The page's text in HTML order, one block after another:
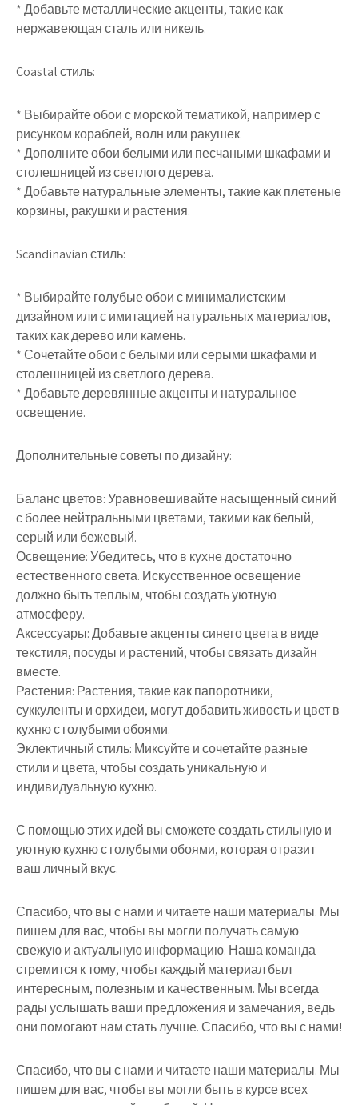
* Добавьте металлические акценты, такие как
нержавеющая сталь или никель.
Coastal стиль:
* Выбирайте обои с морской тематикой, например с
рисунком кораблей, волн или ракушек.
* Дополните обои белыми или песчаными шкафами и
столешницей из светлого дерева.
* Добавьте натуральные элементы, такие как плетеные
корзины, ракушки и растения.
Scandinavian стиль:
* Выбирайте голубые обои с минималистским
дизайном или с имитацией натуральных материалов,
таких как дерево или камень.
* Сочетайте обои с белыми или серыми шкафами и
столешницей из светлого дерева.
* Добавьте деревянные акценты и натуральное
освещение.
Дополнительные советы по дизайну:
Баланс цветов: Уравновешивайте насыщенный синий
с более нейтральными цветами, такими как белый,
серый или бежевый.
Освещение: Убедитесь, что в кухне достаточно
естественного света. Искусственное освещение
должно быть теплым, чтобы создать уютную
атмосферу.
Аксессуары: Добавьте акценты синего цвета в виде
текстиля, посуды и растений, чтобы связать дизайн
вместе.
Растения: Растения, такие как папоротники,
суккуленты и орхидеи, могут добавить живость и цвет в
кухню с голубыми обоями.
Эклектичный стиль: Миксуйте и сочетайте разные
стили и цвета, чтобы создать уникальную и
индивидуальную кухню.
С помощью этих идей вы сможете создать стильную и
уютную кухню с голубыми обоями, которая отразит
ваш личный вкус.
Спасибо, что вы с нами и читаете наши материалы. Мы
пишем для вас, чтобы вы могли получать самую
свежую и актуальную информацию. Наша команда
стремится к тому, чтобы каждый материал был
интересным, полезным и качественным. Мы всегда
рады услышать ваши предложения и замечания, ведь
они помогают нам стать лучше. Спасибо, что вы с нами!
Спасибо, что вы с нами и читаете наши материалы. Мы
пишем для вас, чтобы вы могли быть в курсе всех